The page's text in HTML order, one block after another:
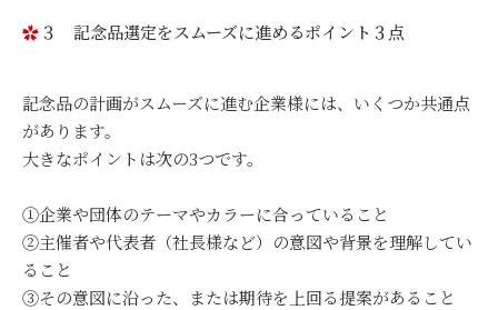
３ 記念品選定をスムーズに進めるポイント３点
記念品の計画がスムーズに進む企業様には、いくつか共通点
があります。
大きなポイントは次の3つです。
①企業や団体のテーマやカラーに合っていること
②主催者や代表者（社長様など）の意図や背景を理解してい
ること
③その意図に沿った、または期待を上回る提案があること